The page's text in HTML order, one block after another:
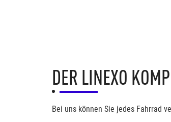
DER LINEXO
Bei uns können Sie jedes Fahrrad